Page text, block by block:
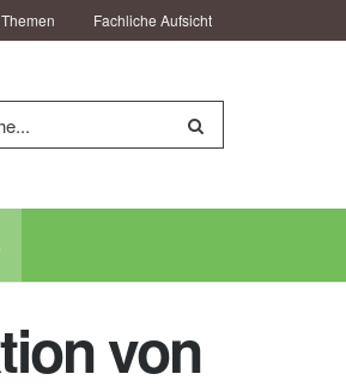
Themen Fachliche Aufsicht
von